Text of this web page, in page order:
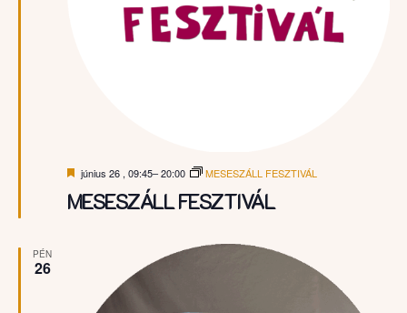
MESESZÁLL FESZTIVÁL
Kiemelt
június 26 , 09:45–20:00 MESESZÁLL FESZTIVÁL
PÉN
26